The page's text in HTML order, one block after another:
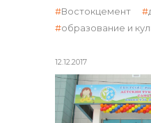
12.12.2017
Востокцемент
образование и